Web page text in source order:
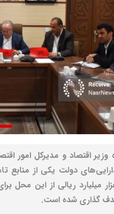
وزیر اقتصاد و مدیرکل امور
دولت یکی از منابع
۱۰۰ هزار میلیارد ریالی از